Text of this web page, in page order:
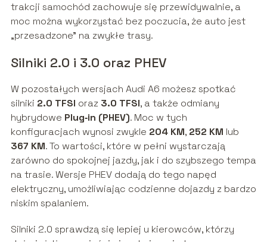
trakcji samochód zachowuje się przewidywalnie, a
moc można wykorzystać bez poczucia, że auto jest
„przesadzone” na zwykłe trasy.
Silniki 2.0 i 3.0 oraz PHEV
W pozostałych wersjach Audi A6 możesz spotkać
silniki 2.0 TFSI oraz 3.0 TFSI, a także odmiany
hybrydowe Plug‑in (PHEV). Moc w tych
konfiguracjach wynosi zwykle 204 KM, 252 KM lub
367 KM. To wartości, które w pełni wystarczają
zarówno do spokojnej jazdy, jak i do szybszego tempa
na trasie. Wersje PHEV dodają do tego napęd
elektryczny, umożliwiając codzienne dojazdy z bardzo
niskim spalaniem.
Silniki 2.0 sprawdzą się lepiej u kierowców, którzy